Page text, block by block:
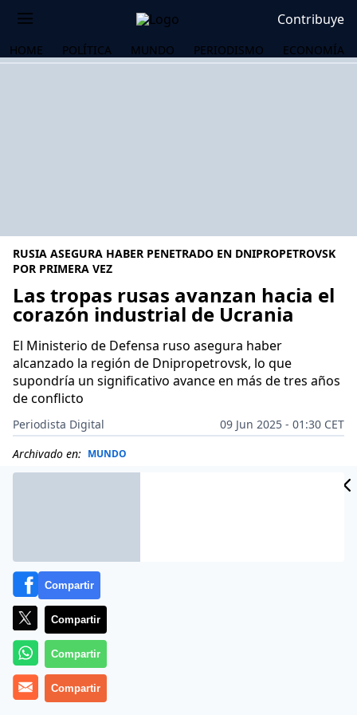
Contribuye
HOME POLÍTICA MUNDO PERIODISMO ECONOMÍA
RUSIA ASEGURA HABER PENETRADO EN DNIPROPETROVSK
POR PRIMERA VEZ
Las tropas rusas avanzan hacia el
corazón industrial de Ucrania
El Ministerio de Defensa ruso asegura haber
alcanzado la región de Dnipropetrovsk, lo que
supondría un significativo avance en más de tres años
de conflicto
Periodista Digital
09 Jun 2025 - 01:30 CET
Archivado en: MUNDO
Más información
Compartir
Compartir
Compartir
Compartir